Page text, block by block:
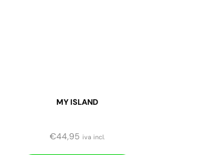
MY ISLAND
€44,95 iva incl.